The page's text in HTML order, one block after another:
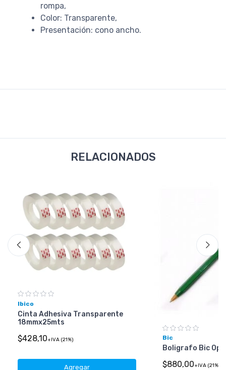
rompa,
Color: Transparente,
Presentación: cono ancho.
RELACIONADOS
Ibico
Cinta Adhesiva Transparente
18mmx25mts
$428,10+IVA (21%)
Agregar
Bic
Boligrafo Bic
$880,00+IVA (21%)